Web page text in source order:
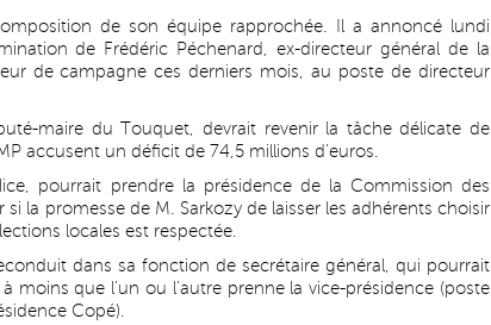
de son équipe rapprochée. Il a annoncé lundi
de Frédéric Péchenard, ex-directeur général de la
de campagne ces derniers mois, au poste de directeur
maire du Touquet, devrait revenir la tâche délicate de
accusent un déficit de 74,5 millions d'euros.
pourrait prendre la présidence de la Commission des
la promesse de M. Sarkozy de laisser les adhérents choisir
locales est respectée.
dans sa fonction de secrétaire général, qui pourrait
moins que l'un ou l'autre prenne la vice-présidence (poste
Copé).